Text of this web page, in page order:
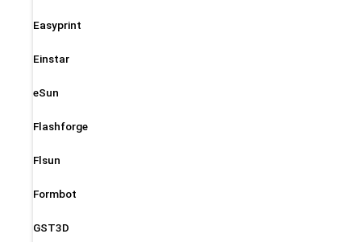
Easyprint
Einstar
eSun
Flashforge
Flsun
Formbot
GST3D